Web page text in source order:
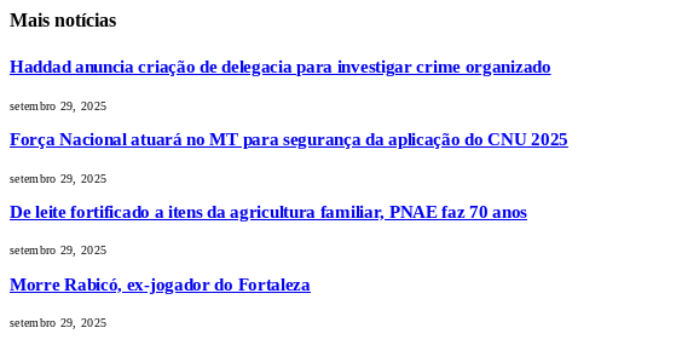
Mais notícias
Haddad anuncia criação de delegacia para investigar crime organizado
setembro 29, 2025
Força Nacional atuará no MT para segurança da aplicação do CNU 2025
setembro 29, 2025
De leite fortificado a itens da agricultura familiar, PNAE faz 70 anos
setembro 29, 2025
Morre Rabicó, ex-jogador do Fortaleza
setembro 29, 2025